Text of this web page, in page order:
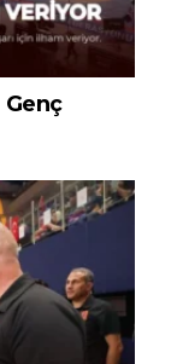
Genç